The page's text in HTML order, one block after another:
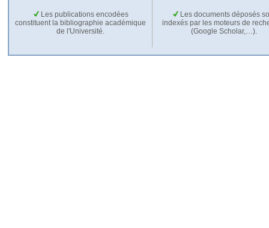
Les publications encodées
constituent la bibliographie académique
de l'Université.
Les documents déposés
indexés par les moteurs de
(Google Scholar,…).